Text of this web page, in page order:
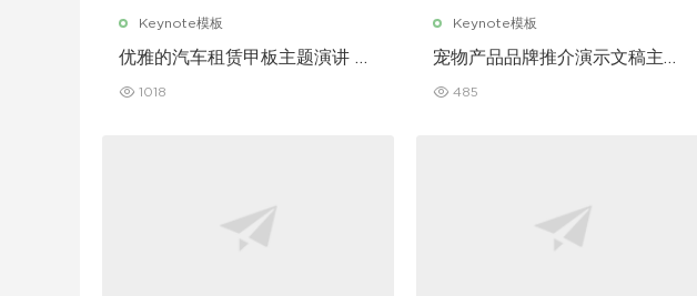
Keynote模板
优雅的汽车租赁甲板主题演讲 K
1018
Keynote模板
宠物产品品牌推介演示文稿主题
485